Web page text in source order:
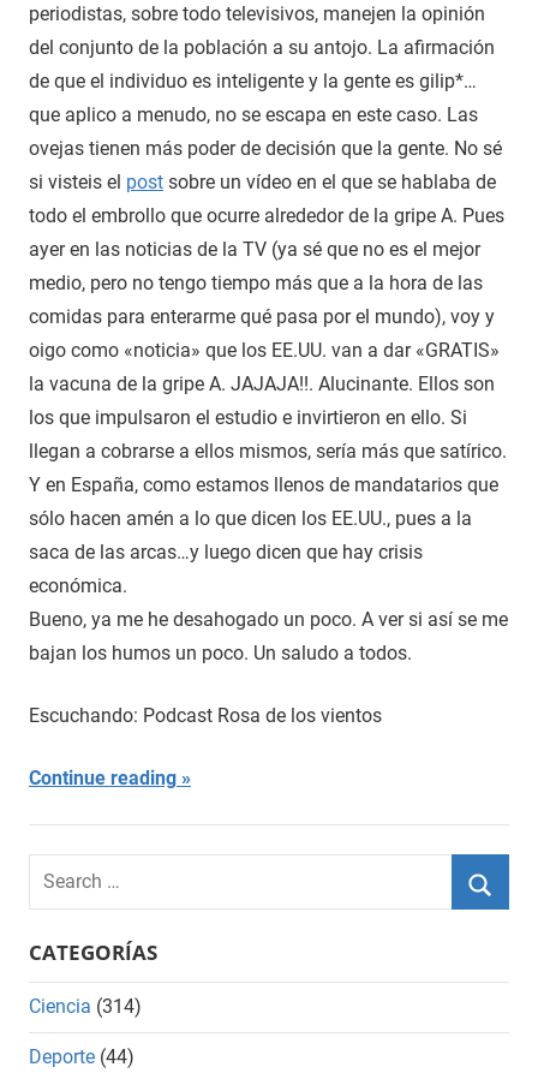
periodistas, sobre todo televisivos, manejen la opinión
del conjunto de la población a su antojo. La afirmación
de que el individuo es inteligente y la gente es gilip*…
que aplico a menudo, no se escapa en este caso. Las
ovejas tienen más poder de decisión que la gente. No sé
si visteis el post sobre un vídeo en el que se hablaba de
todo el embrollo que ocurre alrededor de la gripe A. Pues
ayer en las noticias de la TV (ya sé que no es el mejor
medio, pero no tengo tiempo más que a la hora de las
comidas para enterarme qué pasa por el mundo), voy y
oigo como «noticia» que los EE.UU. van a dar «GRATIS»
la vacuna de la gripe A. JAJAJA!!. Alucinante. Ellos son
los que impulsaron el estudio e invirtieron en ello. Si
llegan a cobrarse a ellos mismos, sería más que satírico.
Y en España, como estamos llenos de mandatarios que
sólo hacen amén a lo que dicen los EE.UU., pues a la
saca de las arcas…y luego dicen que hay crisis
económica.
Bueno, ya me he desahogado un poco. A ver si así se me
bajan los humos un poco. Un saludo a todos.
Escuchando: Podcast Rosa de los vientos
Continue reading
Search
for:
CATEGORÍAS
Ciencia (314)
Deporte (44)